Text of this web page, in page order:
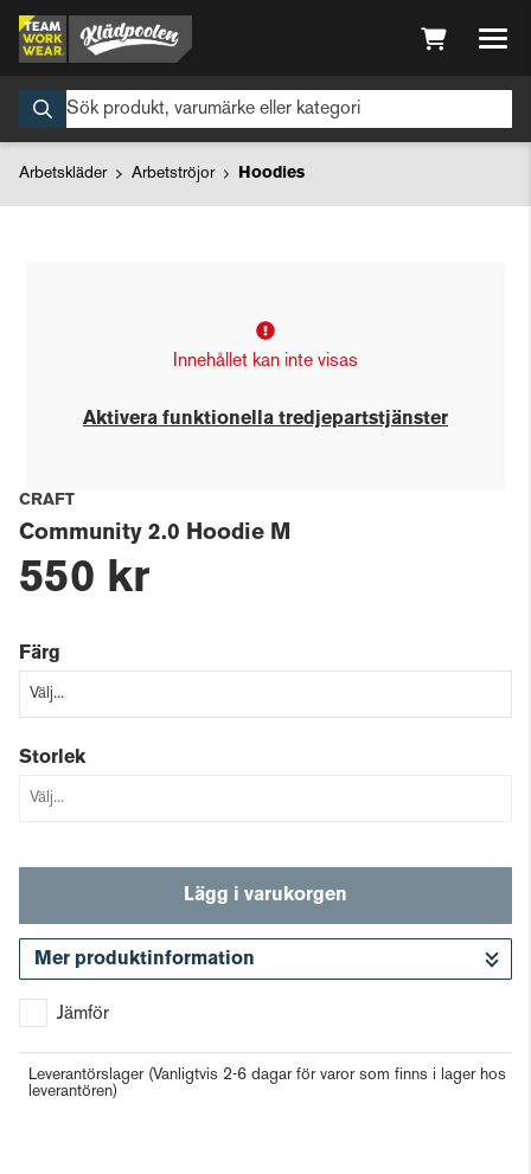
Arbetskläder Arbetströjor Hoodies
Innehållet kan inte visas
Aktivera funktionella tredjepartstjänster
CRAFT
Community 2.0 Hoodie M
550 kr
Färg
Storlek
Lägg i varukorgen
Mer produktinformation
Jämför
Leverantörslager (Vanligtvis 2-6 dagar för varor som finns i lager hos
leverantören)